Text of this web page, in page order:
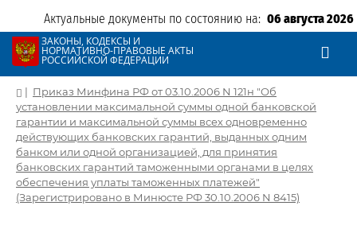
Актуальные документы по состоянию на: 06 августа 2026
ЗАКОНЫ, КОДЕКСЫ И
НОРМАТИВНО-ПРАВОВЫЕ АКТЫ
РОССИЙСКОЙ ФЕДЕРАЦИИ
| Приказ Минфина РФ от 03.10.2006 N 121н "Об
установлении максимальной суммы одной банковской
гарантии и максимальной суммы всех одновременно
действующих банковских гарантий, выданных одним
банком или одной организацией, для принятия
банковских гарантий таможенными органами в целях
обеспечения уплаты таможенных платежей"
(Зарегистрировано в Минюсте РФ 30.10.2006 N 8415)